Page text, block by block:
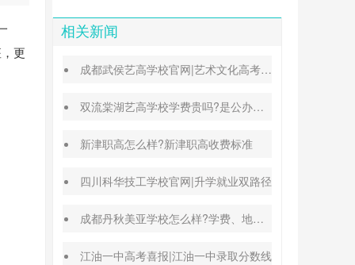
更
相关新闻
成都武侯艺高学校官网|艺术文化高考班能高考吗
双流棠湖艺高学校学费贵吗?是公办还是民办
新津职高怎么样?新津职高收费标准
四川科华技工学校官网|升学就业双路径
成都丹秋美亚学校怎么样?学费、地址、办学特色汇总
江油一中高考喜报|江油一中录取分数线